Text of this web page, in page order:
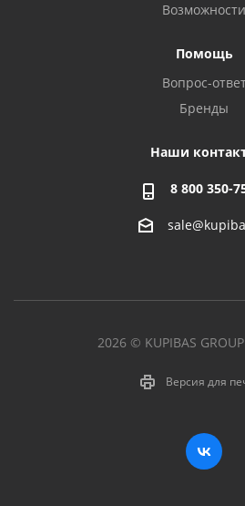
Возможности
Помощь
Вопрос-
Бренды
Наши
8 800 350-
2026 © KUPIBAS
Версия для